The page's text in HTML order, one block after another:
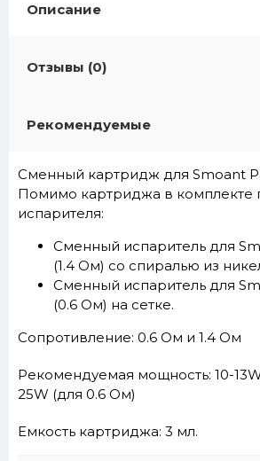
Описание
Отзывы (0)
Рекомендуемые
Сменный картридж для Smoant
Помимо картриджа в комплекте
испарителя:
Сменный испаритель для
(1.4 Ом) со спиралью из
Сменный испаритель для
(0.6 Ом) на сетке.
Сопротивление: 0.6 Ом и 1.4 Ом
Рекомендуемая мощность: 10-
25W (для 0.6 Ом)
Емкость картриджа: 3 мл.